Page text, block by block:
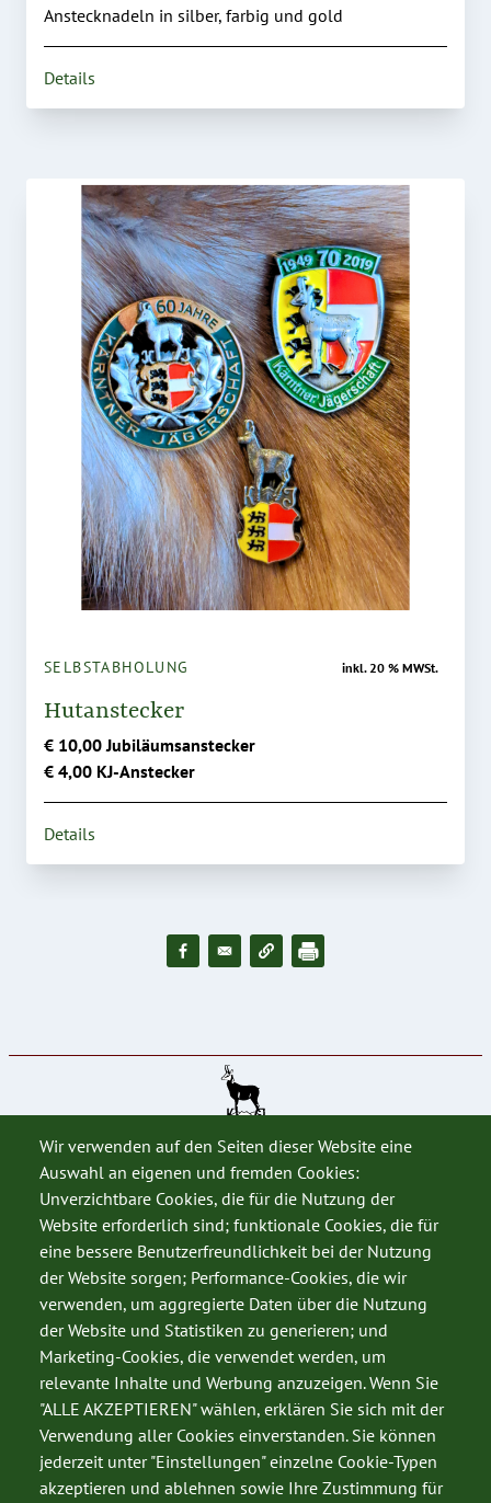
Anstecknadeln in silber, farbig und gold
Details
SELBSTABHOLUNG inkl. 20 % MWSt.
Hutanstecker
€ 10,00 Jubiläumsanstecker
€ 4,00 KJ-Anstecker
Details
Wir verwenden auf den Seiten dieser Website eine
Auswahl an eigenen und fremden Cookies:
Unverzichtbare Cookies, die für die Nutzung der
Website erforderlich sind; funktionale Cookies, die für
eine bessere Benutzerfreundlichkeit bei der Nutzung
der Website sorgen; Performance-Cookies, die wir
verwenden, um aggregierte Daten über die Nutzung
der Website und Statistiken zu generieren; und
Marketing-Cookies, die verwendet werden, um
relevante Inhalte und Werbung anzuzeigen. Wenn Sie
"ALLE AKZEPTIEREN" wählen, erklären Sie sich mit der
Verwendung aller Cookies einverstanden. Sie können
jederzeit unter "Einstellungen" einzelne Cookie-Typen
akzeptieren und ablehnen sowie Ihre Zustimmung für
SERVICE
Datenschutz
Impressum
Kontakt